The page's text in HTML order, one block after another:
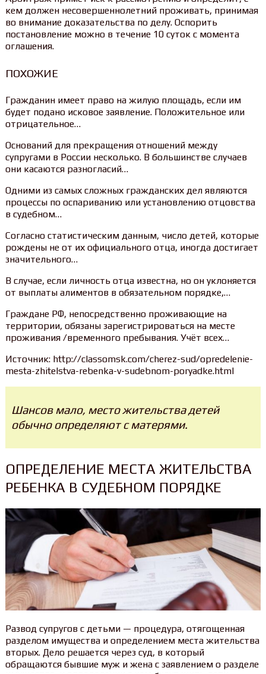
кем должен несовершеннолетний проживать, принимая
во внимание доказательства по делу. Оспорить
постановление можно в течение 10 суток с момента
оглашения.
ПОХОЖИЕ
Гражданин имеет право на жилую площадь, если им
будет подано исковое заявление. Положительное или
отрицательное…
Оснований для прекращения отношений между
супругами в России несколько. В большинстве случаев
они касаются разногласий…
Одними из самых сложных гражданских дел являются
процессы по оспариванию или установлению отцовства
в судебном…
Согласно статистическим данным, число детей, которые
рождены не от их официального отца, иногда достигает
значительного…
В случае, если личность отца известна, но он уклоняется
от выплаты алиментов в обязательном порядке,…
Граждане РФ, непосредственно проживающие на
территории, обязаны зарегистрироваться на месте
проживания /временного пребывания. Учёт всех…
Источник: http://classomsk.com/cherez-sud/opredelenie-
mesta-zhitelstva-rebenka-v-sudebnom-poryadke.html
Шансов мало, место жительства детей
обычно определяют с матерями.
ОПРЕДЕЛЕНИЕ МЕСТА ЖИТЕЛЬСТВА
РЕБЕНКА В СУДЕБНОМ ПОРЯДКЕ
Развод супругов с детьми — процедура, отягощенная
разделом имущества и определением места жительства
вторых. Дело решается через суд, в который
обращаются бывшие муж и жена с заявлением о разделе